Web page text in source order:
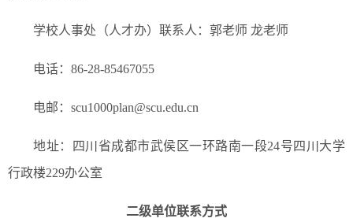
学校人事处（人才办）联系人：郭老师 龙老师
电话：86-28-85467055
电邮：scu1000plan@scu.edu.cn
地址：四川省成都市武侯区一环路南一段24号四川大学
行政楼229办公室
二级单位联系方式